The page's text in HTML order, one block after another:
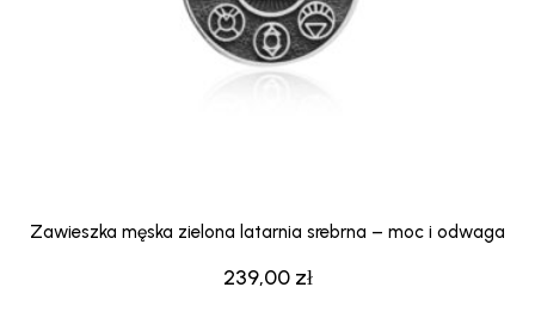
239,00 zł
Zawieszka męska zielona latarnia srebrna – moc i odwaga